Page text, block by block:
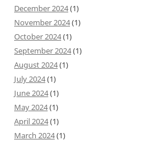
December 2024(1)
November 2024(1)
October 2024(1)
September 2024(1)
August 2024(1)
July 2024(1)
June 2024(1)
May 2024(1)
April 2024(1)
March 2024(1)